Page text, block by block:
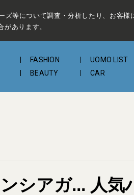
ズ等について調査・分析したり、お客様
あります。
FASHION UOMO LIST
BEAUTY
CAR
シアガ... 人